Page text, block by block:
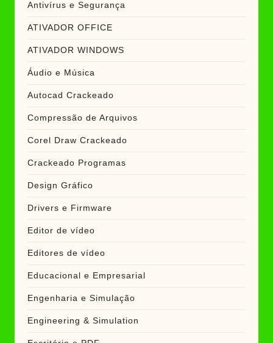
Antivírus e Segurança
ATIVADOR OFFICE
ATIVADOR WINDOWS
Áudio e Música
Autocad Crackeado
Compressão de Arquivos
Corel Draw Crackeado
Crackeado Programas
Design Gráfico
Drivers e Firmware
Editor de vídeo
Editores de vídeo
Educacional e Empresarial
Engenharia e Simulação
Engineering & Simulation